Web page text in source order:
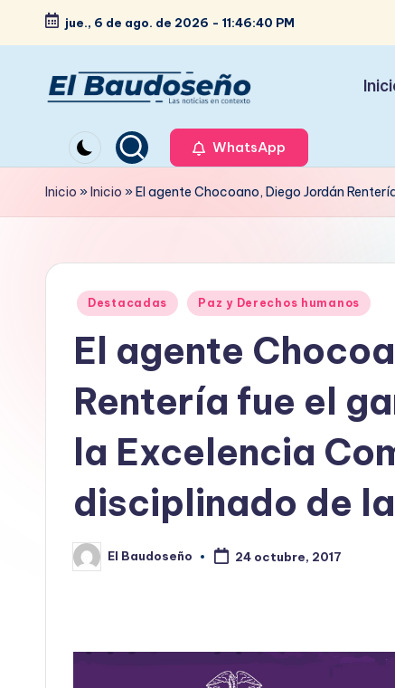
Saltar
contenido
jue., 6 de ago. de 2026 - 11:46:41 PM
e
ri
d
noticias
en
contexto
WhatsApp
Inicio »Inicio »El agente Chocoano, Diego Jordán
Publicado
Destacadas Paz y Derechos humanos
El agente
Rentería fue el
la Excelencia
disciplinado de
Publicado
por
El Baudoseño 24 octubre, 2017